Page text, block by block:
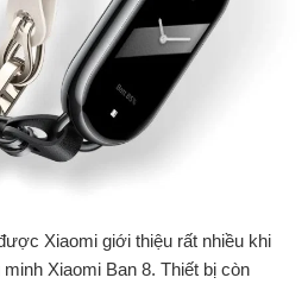
Xiaomi giới thiệu rất nhiều khi
Xiaomi Ban 8. Thiết bị còn